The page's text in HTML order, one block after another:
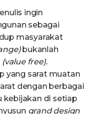
ingin
sebagai
masyarakat
bukanlah
(value free).
yang sarat muatan
dengan berbagai
kebijakan di setiap
grand design